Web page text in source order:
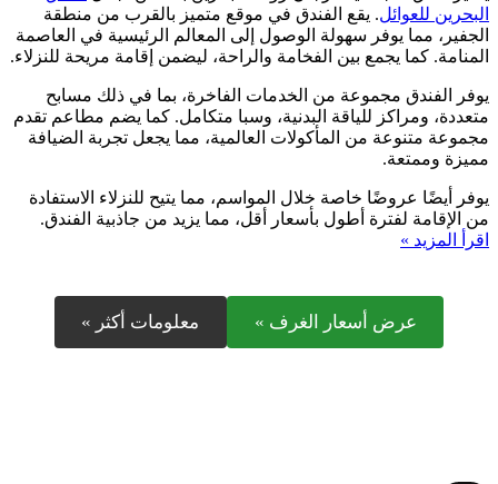
البحرين للعوائل. يقع الفندق في موقع متميز بالقرب من منطقة
الجفير، مما يوفر سهولة الوصول إلى المعالم الرئيسية في العاصمة
المنامة. كما يجمع بين الفخامة والراحة، ليضمن إقامة مريحة للنزلاء.
يوفر الفندق مجموعة من الخدمات الفاخرة، بما في ذلك مسابح
متعددة، ومراكز للياقة البدنية، وسبا متكامل. كما يضم مطاعم تقدم
مجموعة متنوعة من المأكولات العالمية، مما يجعل تجربة الضيافة
مميزة وممتعة.
يوفر أيضًا عروضًا خاصة خلال المواسم، مما يتيح للنزلاء الاستفادة
من الإقامة لفترة أطول بأسعار أقل، مما يزيد من جاذبية الفندق.
اقرأ المزيد »
عرض أسعار الغرف » معلومات أكثر »